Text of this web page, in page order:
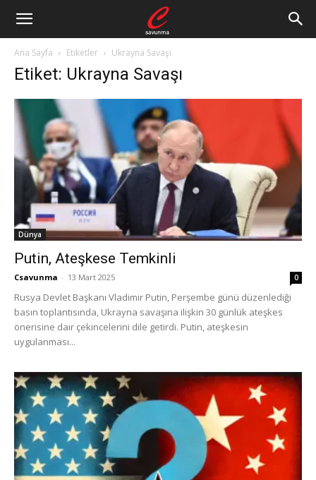
Ana Sayfa Etiketler Ukrayna Savaşı
Etiket: Ukrayna Savaşı
Dünya
Putin, Ateşkese Temkinli
Csavunma - 13 Mart 2025 0
Rusya Devlet Başkanı Vladimir Putin, Perşembe günü düzenlediği
basın toplantısında, Ukrayna savaşına ilişkin 30 günlük ateşkes
önerisine dair çekincelerini dile getirdi. Putin, ateşkesin
uygulanması...